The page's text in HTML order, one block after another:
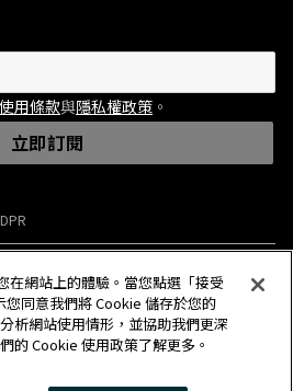
使用條款與隱私權政策 。
立即訂閱
文(繁體)
(繁體)
在網站上的體驗。當您點選「接受
同意我們將 Cookie 儲存於您的
析網站使用情形，並協助我們更深
的 Cookie 使用政策了解更多。